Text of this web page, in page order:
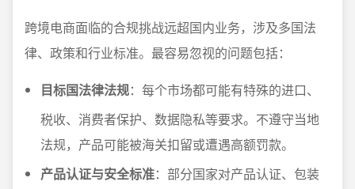
跨境电商面临的合规挑战远超国内业务，涉及多国法
律、政策和行业标准。最容易忽视的问题包括：
目标国法律法规：每个市场都可能有特殊的进口、
税收、消费者保护、数据隐私等要求。不遵守当地
法规，产品可能被海关扣留或遭遇高额罚款。
产品认证与安全标准：部分国家对产品认证、包装